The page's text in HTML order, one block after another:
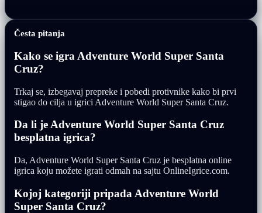
Česta pitanja
Kako se igra Adventure World Super Santa
Cruz?
Trkaj se, izbegavaj prepreke i pobedi protivnike kako bi prvi
stigao do cilja u igrici Adventure World Super Santa Cruz.
Da li je Adventure World Super Santa Cruz
besplatna igrica?
Da, Adventure World Super Santa Cruz je besplatna online
igrica koju možete igrati odmah na sajtu OnlineIgrice.com.
Kojoj kategoriji pripada Adventure World
Super Santa Cruz?